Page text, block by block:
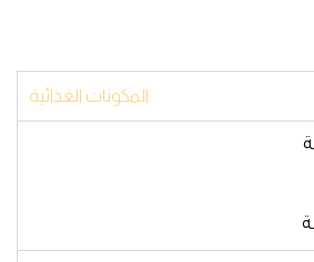
المكونات الغذائية